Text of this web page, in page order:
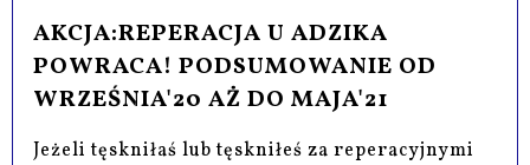
AKCJA:REPERACJA U ADZIKA
POWRACA! PODSUMOWANIE OD
WRZEŚNIA'20 AŻ DO MAJA'21
Jeżeli tęskniłaś lub tęskniłeś za reperacyjnymi